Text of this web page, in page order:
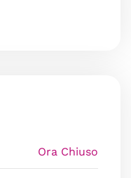
Ora Chiuso